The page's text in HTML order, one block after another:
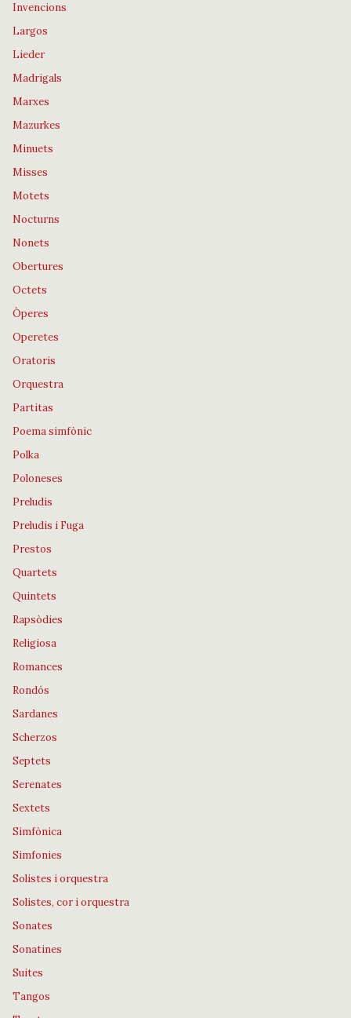
Invencions
Largos
Lieder
Madrigals
Marxes
Mazurkes
Minuets
Misses
Motets
Nocturns
Nonets
Obertures
Octets
Òperes
Operetes
Oratoris
Orquestra
Partitas
Poema simfònic
Polka
Poloneses
Preludis
Preludis i Fuga
Prestos
Quartets
Quintets
Rapsòdies
Religiosa
Romances
Rondós
Sardanes
Scherzos
Septets
Serenates
Sextets
Simfònica
Simfonies
Solistes i orquestra
Solistes, cor i orquestra
Sonates
Sonatines
Suites
Tangos